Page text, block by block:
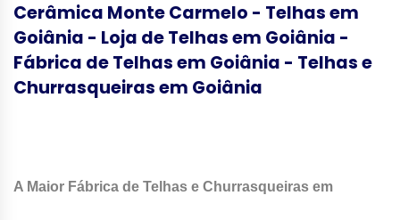
Cerâmica Monte Carmelo - Telhas em
Goiânia - Loja de Telhas em Goiânia -
Fábrica de Telhas em Goiânia - Telhas e
Churrasqueiras em Goiânia
A Maior Fábrica de Telhas e Churrasqueiras em